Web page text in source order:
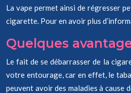
La vape permet ainsi de régresser
cigarette. Pour en avoir plus
Quelques
Le fait de se débarrasser de la
votre entourage, car en effet, le
peuvent avoir des maladies à cause